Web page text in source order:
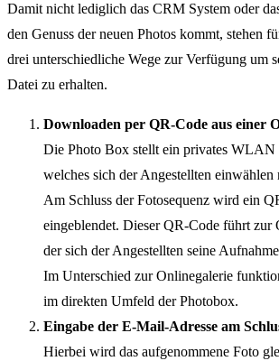
Damit nicht lediglich das CRM System oder
den Genuss der neuen Photos kommt, stehen
drei unterschiedliche Wege zur Verfügung um
Datei zu erhalten.
Downloaden per QR-Code aus einer
Die Photo Box stellt ein privates WLAN
welches sich der Angestellten einwählen
Am Schluss der Fotosequenz wird ein
eingeblendet. Dieser QR-Code führt zur
der sich der Angestellten seine
Im Unterschied zur Onlinegalerie
im direkten Umfeld der Photobox.
Eingabe der E-Mail-Adresse am
Hierbei wird das aufgenommene Foto